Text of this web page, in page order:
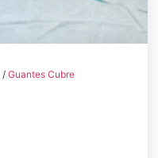
/Guantes Cubre